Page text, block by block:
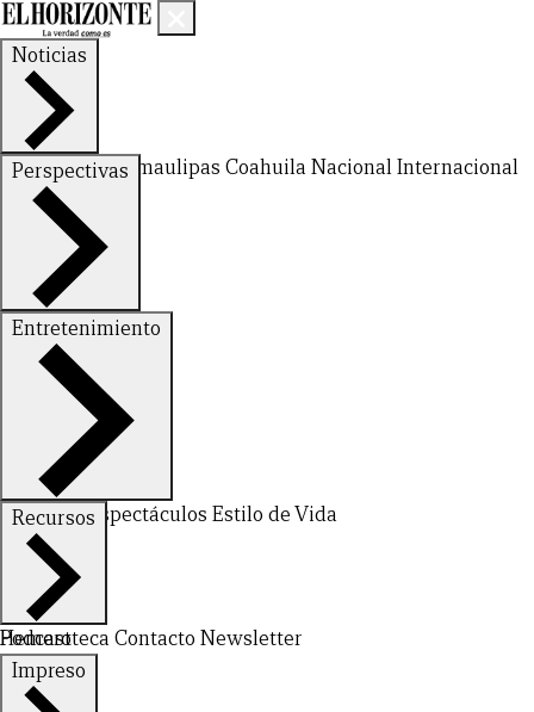
Noticias
Nuevo LeónTamaulipas Coahuila NacionalInternacional
Perspectivas
FinanzasOpinión
Entretenimiento
DeportesEspectáculos Estilo de Vida
Recursos
Hemeroteca Contacto Newsletter
Podcast
Impreso
CERRAR
X